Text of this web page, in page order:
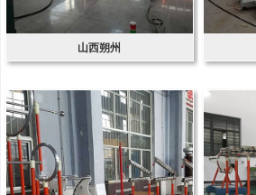
山西朔州